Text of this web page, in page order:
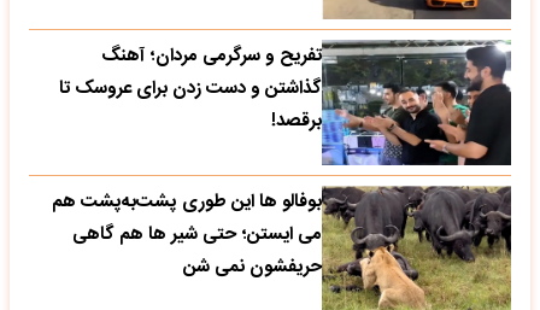
تفریح و سرگرمی مردان؛ آهنگ
گذاشتن و دست زدن برای عروسک تا
برقصد!
بوفالو ها این‌ طوری پشت‌به‌پشت هم
می‌ ایستن؛ حتی شیر ها هم گاهی
حریفشون نمی‌ شن